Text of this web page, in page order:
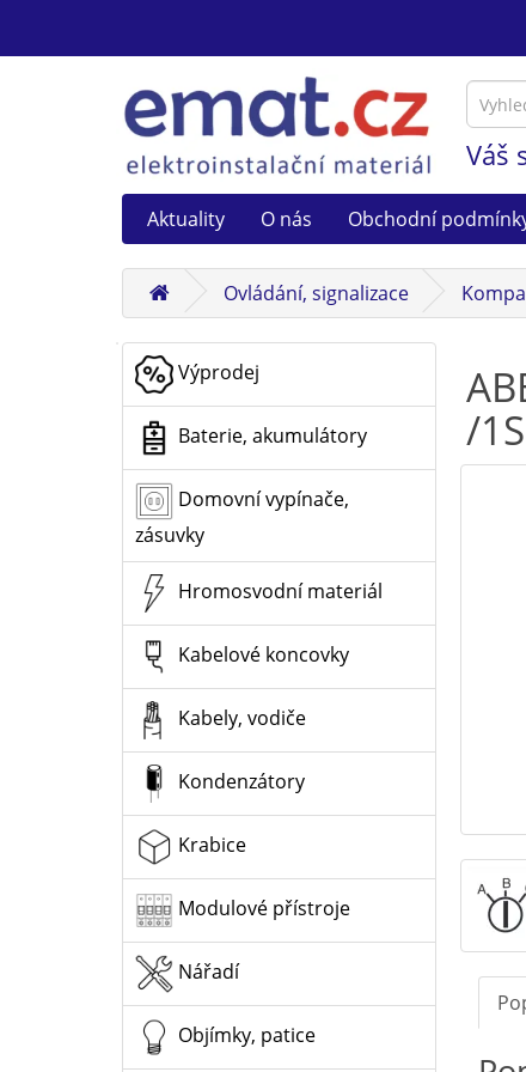
Váš
Aktuality O nás Obchodní
Ovládání, signalizace
Výprodej
Baterie, akumulátory
Domovní vypínače,
zásuvky
Hromosvodní materiál
Kabelové koncovky
Kabely, vodiče
Kondenzátory
Krabice
Modulové přístroje
Nářadí
Objímky, patice
/